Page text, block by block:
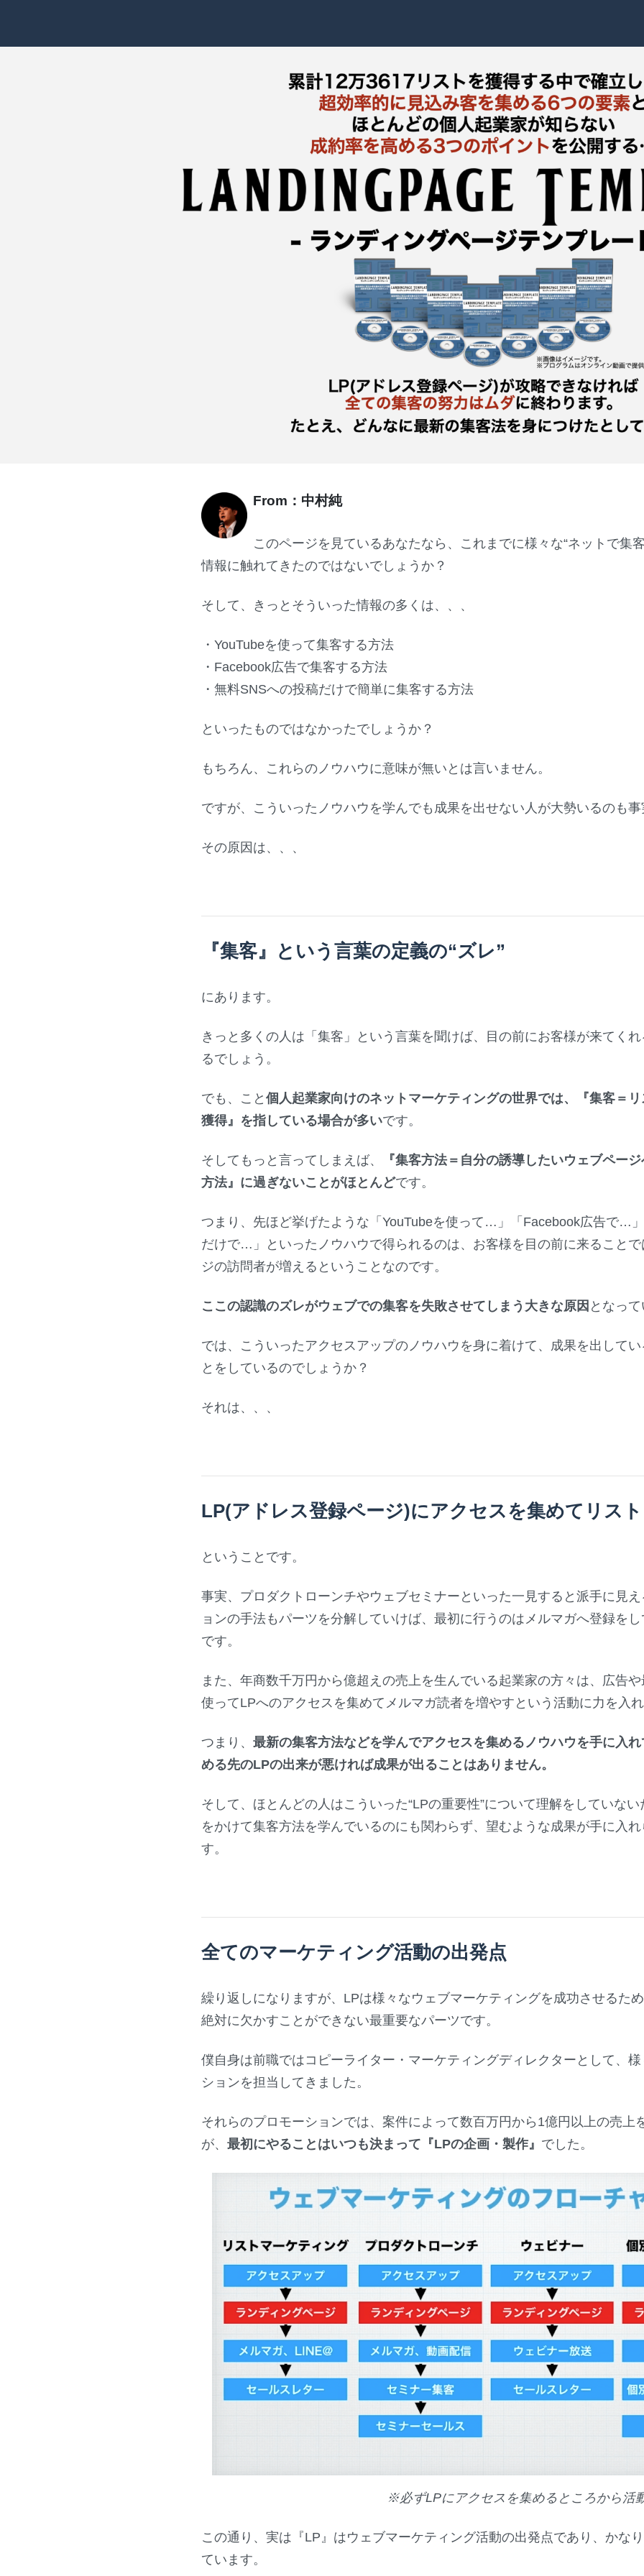
From：中村純
このページを見ているあなたなら、これまでに様々な“ネットで集
情報に触れてきたのではないでしょうか？
そして、きっとそういった情報の多くは、、、
・YouTubeを使って集客する方法
・Facebook広告で集客する方法
・無料SNSへの投稿だけで簡単に集客する方法
といったものではなかったでしょうか？
もちろん、これらのノウハウに意味が無いとは言いません。
ですが、こういったノウハウを学んでも成果を出せない人が大勢いるのも
その原因は、、、
『集客』という言葉の定義の“ズレ”
にあります。
きっと多くの人は「集客」という言葉を聞けば、目の前にお客様が来てく
るでしょう。
でも、こと 個人起業家向けのネットマーケティングの世界では、『集客＝
獲得』を指している場合が多いです。
そしてもっと言ってしまえば、
『集客方法＝自分の誘導したいウェブペー
方法』に過ぎないことがほとんどです。
つまり、先ほど挙げたような「YouTubeを使って…」「Facebook広告で…
だけで…」といったノウハウで得られるのは、お客様を目の前に来ること
ジの訪問者が増えるということなのです。
ここの認識のズレがウェブでの集客を失敗させてしまう大きな原因 となっ
では、こういったアクセスアップのノウハウを身に着けて、成果を出して
とをしているのでしょうか？
それは、、、
LP(アドレス登録ページ)にアクセスを集めてリス
ということです。
事実、プロダクトローンチやウェブセミナーといった一見すると派手に見
ョンの手法もパーツを分解していけば、最初に行うのはメルマガへ登録を
です。
また、年商数千万円から億超えの売上を生んでいる起業家の方々は、広告や
使ってLPへのアクセスを集めてメルマガ読者を増やすという活動に力を入
つまり、 最新の集客方法などを学んでアクセスを集めるノウハウを手に入
める先のLPの出来が悪ければ成果が出ることはありません。
そして、ほとんどの人はこういった“LPの重要性”について理解をしていな
をかけて集客方法を学んでいるのにも関わらず、望むような成果が手に入
す。
全てのマーケティング活動の出発点
繰り返しになりますが、LPは様々なウェブマーケティングを成功させるた
絶対に欠かすことができない最重要なパーツです。
僕自身は前職ではコピーライター・マーケティングディレクターとして、
ションを担当してきました。
それらのプロモーションでは、案件によって数百万円から1億円以上の売上
が、 最初にやることはいつも決まって『LPの企画・製作』 でした。
※必ずLPにアクセスを集めるところから活
この通り、実は『LP』はウェブマーケティング活動の出発点であり、かな
ています。